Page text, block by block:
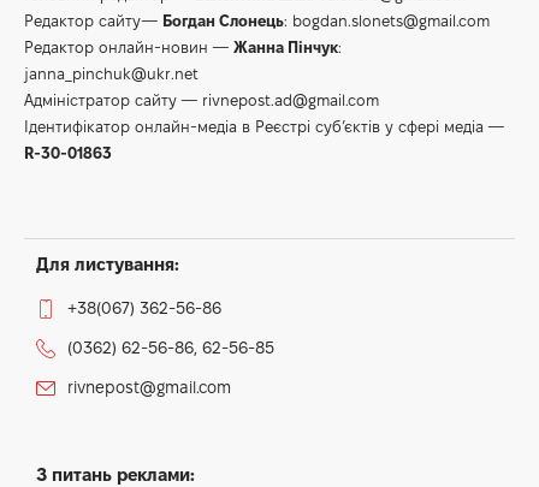
Редактор сайту— Богдан Слонець: bogdan.slonets@gmail.com
Редактор онлайн-новин — Жанна Пінчук:
janna_pinchuk@ukr.net
Адміністратор сайту — rivnepost.ad@gmail.com
Ідентифікатор онлайн-медіа в Реєстрі суб’єктів у сфері медіа —
R-30-01863
Для листування:
+38(067) 362-56-86
(0362) 62-56-86, 62-56-85
rivnepost@gmail.com
З питань реклами: